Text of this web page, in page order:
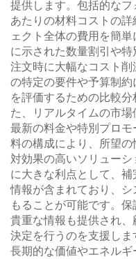
提供します。包括的な
あたりの材料コストの
ェクト全体の費用を簡
に示された数量割引や
注文時に大幅なコスト
の特定の要件や予算制
を評価するための比較
た、リアルタイムの市
最新の料金や特別プロ
料の構成により、所望
対効果の高いソリュー
に大きな利点として、
情報が含まれており、
もることが可能です。
貴重な情報も提供され
決定を行うのを支援し
長期的な価値やエネル